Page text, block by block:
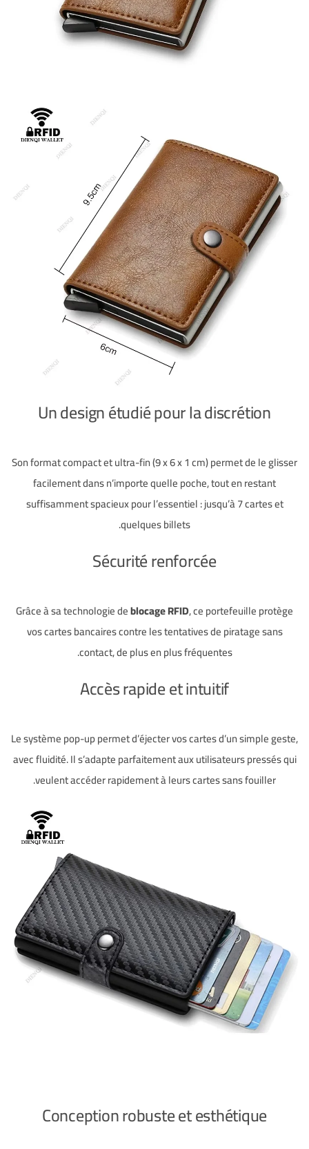
Un design étudié pour la discrétion
Son format compact et ultra-fin (9 x 6 x 1 cm) permet de le glisser
facilement dans n’importe quelle poche, tout en restant
suffisamment spacieux pour l’essentiel : jusqu’à 7 cartes et
quelques billets.
Sécurité renforcée
Grâce à sa technologie deblocage RFID, ce portefeuille protège
vos cartes bancaires contre les tentatives de piratage sans
contact, de plus en plus fréquentes.
Accès rapide et intuitif
Le système pop-up permet d’éjecter vos cartes d’un simple geste,
avec fluidité. Il s’adapte parfaitement aux utilisateurs pressés qui
veulent accéder rapidement à leurs cartes sans fouiller.
Conception robuste et esthétique